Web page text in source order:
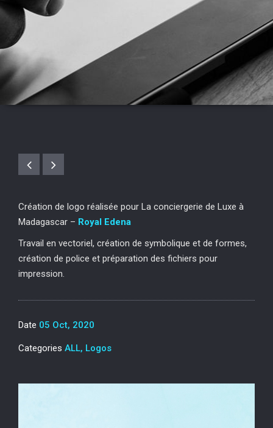
Création de logo réalisée pour La conciergerie de Luxe à
Madagascar – Royal Edena
Travail en vectoriel, création de symbolique et de formes,
création de police et préparation des fichiers pour
impression.
Date 05 Oct, 2020
Categories ALL, Logos